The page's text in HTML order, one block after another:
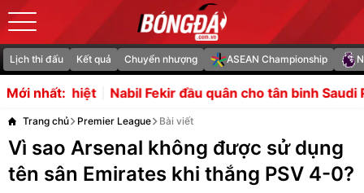
Lịch thi đấu Kết quả Chuyển nhượng ASEAN Championship
Mới nhất:
Fekir đầu quân cho tân binh Saudi Pro League
Trang chủ Premier League Bài viết
Vì sao Arsenal không được sử dụng
tên sân Emirates khi thắng PSV 4-0?